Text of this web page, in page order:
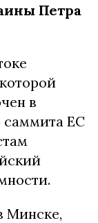
Петра
в
саммита ЕС
Минске,